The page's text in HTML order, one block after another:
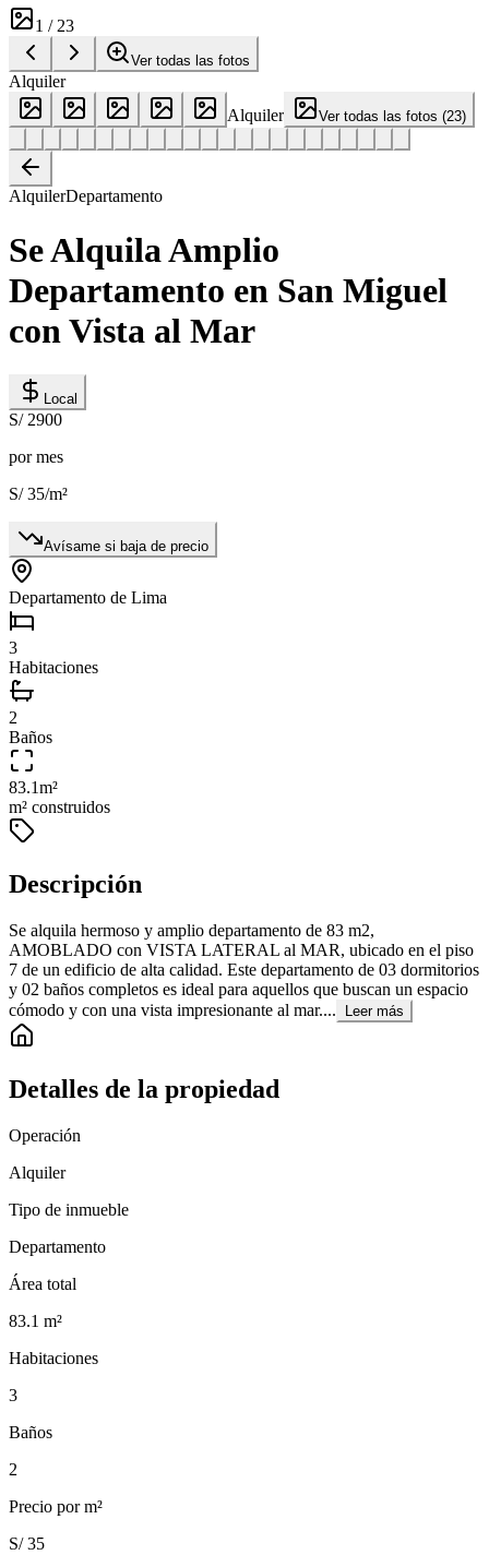
1 /23
Ver todas las fotos
Alquiler
Alquiler
Ver todas las fotos (23)
AlquilerDepartamento
Se Alquila Amplio
Departamento en San Miguel
con Vista al Mar
Local
S/ 2900
por mes
S/ 35/m²
Avísame si baja de precio
Departamento de Lima
3
Habitaciones
2
Baños
83.1m²
m² construidos
Descripción
Se alquila hermoso y amplio departamento de 83 m2,
AMOBLADO con VISTA LATERAL al MAR, ubicado en el piso
7 de un edificio de alta calidad. Este departamento de 03 dormitorios
y 02 baños completos es ideal para aquellos que buscan un espacio
cómodo y con una vista impresionante al mar....
Leer más
Detalles de la propiedad
Operación
Alquiler
Tipo de inmueble
Departamento
Área total
83.1 m²
Habitaciones
3
Baños
2
Precio por m²
S/ 35